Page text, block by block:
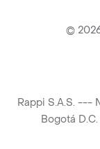
©
Rappi S.A.S. ---
Bogotá